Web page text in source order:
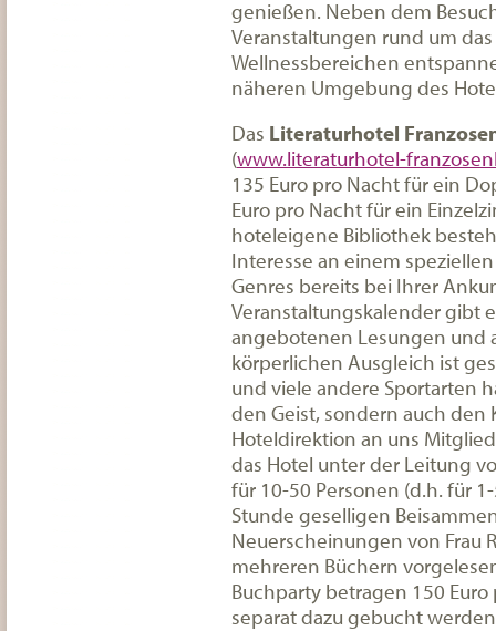
genießen. Neben dem
Veranstaltungen rund um
Wellnessbereichen
näheren Umgebung des
Das Literaturhotel
(www.literaturhotel-
135 Euro pro Nacht für ein
Euro pro Nacht für ein
hoteleigene Bibliothek
Interesse an einem
Genres bereits bei Ihrer
Veranstaltungskalender gibt
angebotenen Lesungen und
körperlichen Ausgleich ist
und viele andere Sportarten
den Geist, sondern auch den
Hoteldirektion an uns
das Hotel unter der Leitung
für 10-50 Personen (d.h. für
Stunde geselligen
Neuerscheinungen von Frau
mehreren Büchern
Buchparty betragen 150
separat dazu gebucht